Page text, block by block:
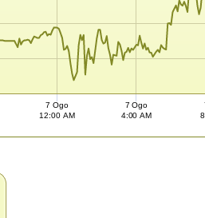
7 Ogo
12:00 AM
7 Ogo
4:00 AM